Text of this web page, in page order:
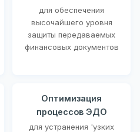
для обеспечения
высочайшего уровня
защиты передаваемых
финансовых документов
Оптимизация
процессов ЭДО
для устранения 'узких